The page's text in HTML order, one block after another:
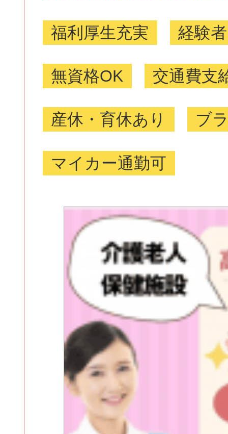
福利厚生充実 経験
無資格OK 交通費支
産休・育休あり ブ
マイカー通勤可